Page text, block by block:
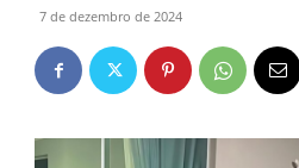
7 de dezembro de 2024